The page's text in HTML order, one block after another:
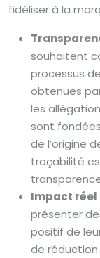
fidéliser à la
souhaitent
processus
obtenues
les
sont
de l’origine
traçabilité
Impact réel
présenter
positif de
de réduction